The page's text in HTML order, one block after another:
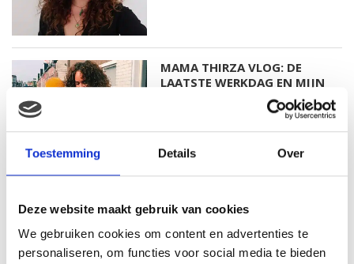
Toestemming Details Over
Deze website maakt gebruik van cookies
We gebruiken cookies om content en advertenties te
personaliseren, om functies voor social media te bieden
MAMA THIRZA VLOG: DE
LAATSTE WERKDAG EN MIJN
VERJAARDAG VIEREN
MAMA THIRZA VLOG: HET IS